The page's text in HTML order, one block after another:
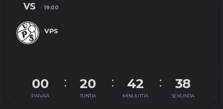
VPS
VS 19:00
00
PÄIVÄÄ
20
TUNTIA
42
MINUUTTIA
37
SEKUNTIA